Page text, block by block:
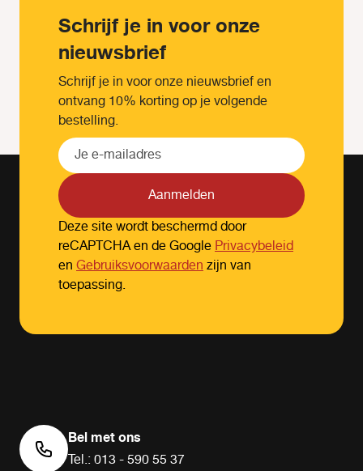
Schrijf je in voor onze
nieuwsbrief
Schrijf je in voor onze nieuwsbrief en
ontvang 10% korting op je volgende
bestelling.
Aanmelden
Deze site wordt beschermd door
reCAPTCHA en de GooglePrivacybeleid
en Gebruiksvoorwaardenzijn van
toepassing.
Bel met ons
Tel.: 013 - 590 55 37